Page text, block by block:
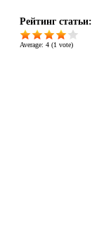
Рейтинг статьи:
Average: 4 (1 vote)